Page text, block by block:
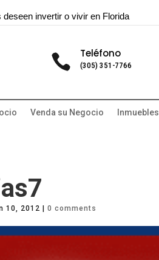
invertir o vivir en Florida
 Teléfono
(305) 351-7766
Venda su Negocio Inmuebles
10, 2012 |0 comments